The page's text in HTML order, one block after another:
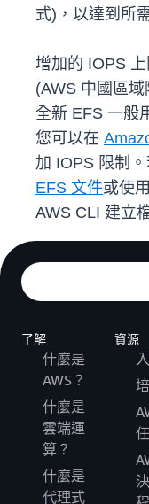
式)，以達到所
增加的 IOPS
(AWS 中國區
全新 EFS 一般
您可以在
加 IOPS 限制
EFS 文件或使用
AWS CLI 建立
了解
什麼是
AWS？
什麼是
雲端運
算？
什麼是
代理式
資源